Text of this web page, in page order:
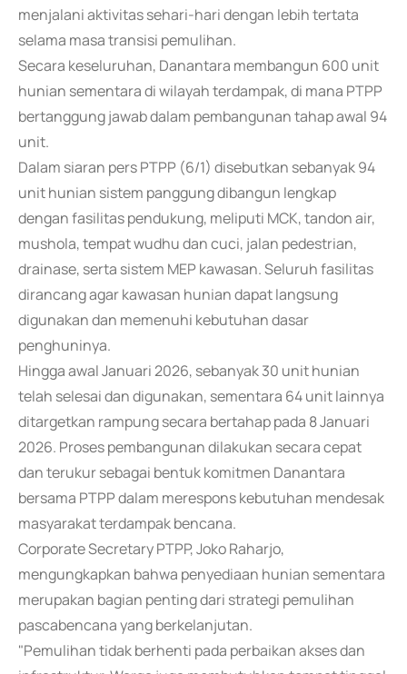
menjalani aktivitas sehari-hari dengan lebih tertata
selama masa transisi pemulihan.
Secara keseluruhan, Danantara membangun 600 unit
hunian sementara di wilayah terdampak, di mana PTPP
bertanggung jawab dalam pembangunan tahap awal 94
unit.
Dalam siaran pers PTPP (6/1) disebutkan sebanyak 94
unit hunian sistem panggung dibangun lengkap
dengan fasilitas pendukung, meliputi MCK, tandon air,
mushola, tempat wudhu dan cuci, jalan pedestrian,
drainase, serta sistem MEP kawasan. Seluruh fasilitas
dirancang agar kawasan hunian dapat langsung
digunakan dan memenuhi kebutuhan dasar
penghuninya.
Hingga awal Januari 2026, sebanyak 30 unit hunian
telah selesai dan digunakan, sementara 64 unit lainnya
ditargetkan rampung secara bertahap pada 8 Januari
2026. Proses pembangunan dilakukan secara cepat
dan terukur sebagai bentuk komitmen Danantara
bersama PTPP dalam merespons kebutuhan mendesak
masyarakat terdampak bencana.
Corporate Secretary PTPP, Joko Raharjo,
mengungkapkan bahwa penyediaan hunian sementara
merupakan bagian penting dari strategi pemulihan
pascabencana yang berkelanjutan.
"Pemulihan tidak berhenti pada perbaikan akses dan